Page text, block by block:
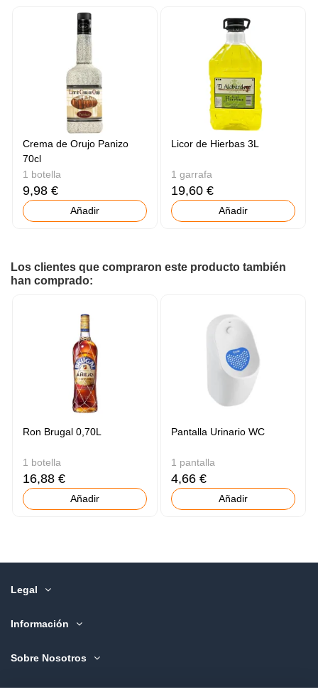
Crema de Orujo Panizo
70cl
1 botella
9,98 €
Añadir
Licor de Hierbas 3L
1 garrafa
19,60 €
Añadir
Los clientes que compraron este producto también
han comprado:
Ron Brugal 0,70L
1 botella
16,88 €
Añadir
Pantalla Urinario WC
1 pantalla
4,66 €
Añadir
Legal
Información
Sobre Nosotros